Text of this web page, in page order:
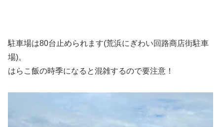
駐車場は80台止められます(荒浜にぎわい回路商店街駐車
場)。
はらこ飯の時季になると混雑するので要注意！